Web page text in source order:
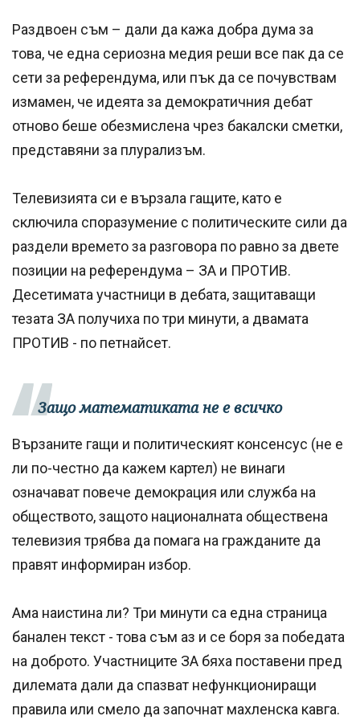
Раздвоен съм – дали да кажа добра дума за
това, че една сериозна медия реши все пак да се
сети за референдума, или пък да се почувствам
измамен, че идеята за демократичния дебат
отново беше обезмислена чрез бакалски сметки,
представяни за плурализъм.
Телевизията си е вързала гащите, като е
сключила споразумение с политическите сили да
раздели времето за разговора по равно за двете
позиции на референдума – ЗА и ПРОТИВ.
Десетимата участници в дебата, защитаващи
тезата ЗА получиха по три минути, а двамата
ПРОТИВ - по петнайсет.
Защо математиката не е всичко
Вързаните гащи и политическият консенсус (не е
ли по-честно да кажем картел) не винаги
означават повече демокрация или служба на
обществото, защото националната обществена
телевизия трябва да помага на гражданите да
правят информиран избор.
Ама наистина ли? Три минути са една страница
банален текст - това съм аз и се боря за победата
на доброто. Участниците ЗА бяха поставени пред
дилемата дали да спазват нефункциониращи
правила или смело да започнат махленска кавга.